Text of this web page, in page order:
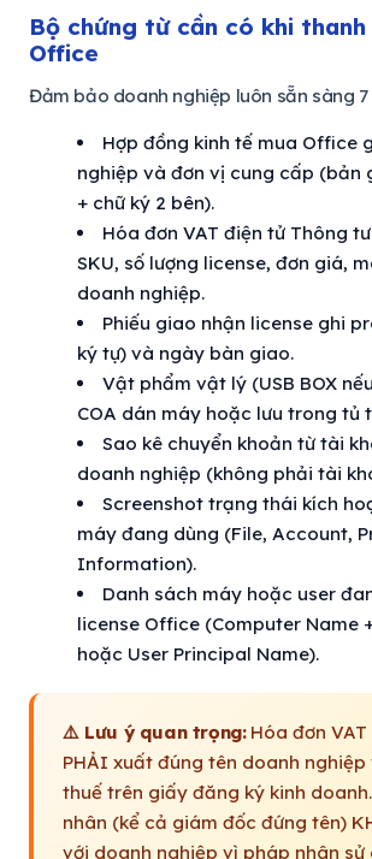
Bộ chứng từ cần có khi
Office
Đảm bảo doanh nghiệp luôn sẵn sàng
Hợp đồng kinh tế mua Office
nghiệp và đơn vị cung cấp (bản
+ chữ ký 2 bên).
Hóa đơn VAT điện tử Thông
SKU, số lượng license, đơn giá,
doanh nghiệp.
Phiếu giao nhận license ghi
ký tự) và ngày bàn giao.
Vật phẩm vật lý (USB BOX
COA dán máy hoặc lưu trong tủ
Sao kê chuyển khoản từ tài
doanh nghiệp (không phải tài
Screenshot trạng thái kích
máy đang dùng (File, Account,
Information).
Danh sách máy hoặc user
license Office (Computer Name
hoặc User Principal Name).
⚠️ Lưu ý quan trọng:Hóa đơn
PHẢI xuất đúng tên doanh nghiệp
thuế trên giấy đăng ký kinh
nhân (kể cả giám đốc đứng tên)
với doanh nghiệp vì pháp nhân sử